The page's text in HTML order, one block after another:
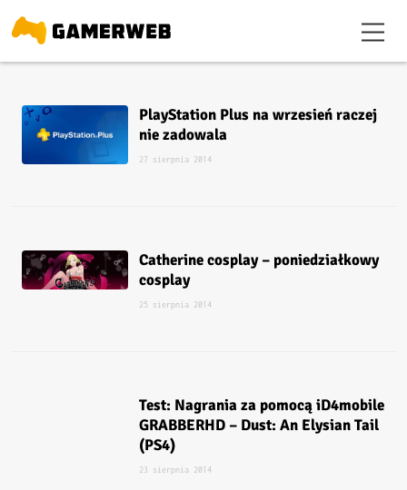
PlayStation Plus na wrzesień raczej
nie zadowala
27 sierpnia 2014
Catherine cosplay – poniedziałkowy
cosplay
25 sierpnia 2014
Test: Nagrania za pomocą iD4mobile
GRABBERHD – Dust: An Elysian Tail
(PS4)
23 sierpnia 2014